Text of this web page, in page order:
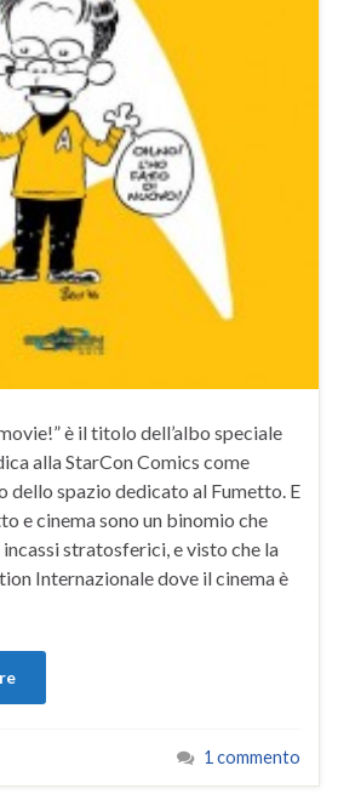
è il titolo dell’albo speciale
alla StarCon Comics come
dello spazio dedicato al Fumetto. E
e cinema sono un binomio che
stratosferici, e visto che la
Internazionale dove il cinema è
1 commento